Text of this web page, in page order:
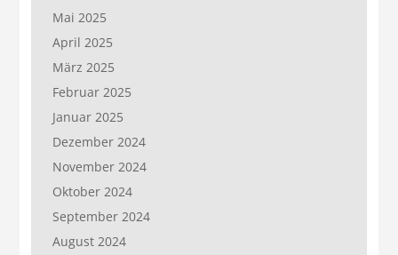
Mai 2025
April 2025
März 2025
Februar 2025
Januar 2025
Dezember 2024
November 2024
Oktober 2024
September 2024
August 2024